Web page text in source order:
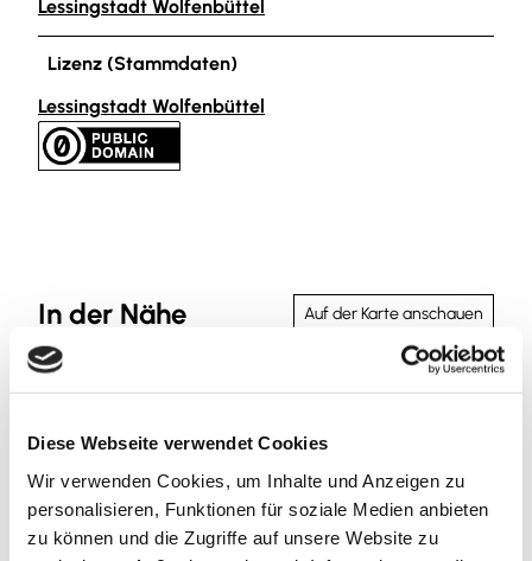
Diese Webseite verwendet Cookies
Wir verwenden Cookies, um Inhalte und Anzeigen zu
personalisieren, Funktionen für soziale Medien anbieten
zu können und die Zugriffe auf unsere Website zu
Lessingstadt Wolfenbüttel
Lizenz (Stammdaten)
Lessingstadt Wolfenbüttel
In der Nähe Auf der Karte anschauen
Touren